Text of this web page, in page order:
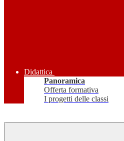
Didattica
Panoramica
Offerta formativa
I progetti delle classi